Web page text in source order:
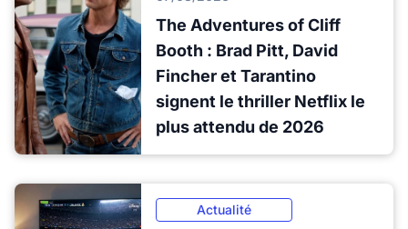
The Adventures of Cliff
Booth : Brad Pitt, David
Fincher et Tarantino
signent le thriller Netflix le
plus attendu de 2026
Actualité